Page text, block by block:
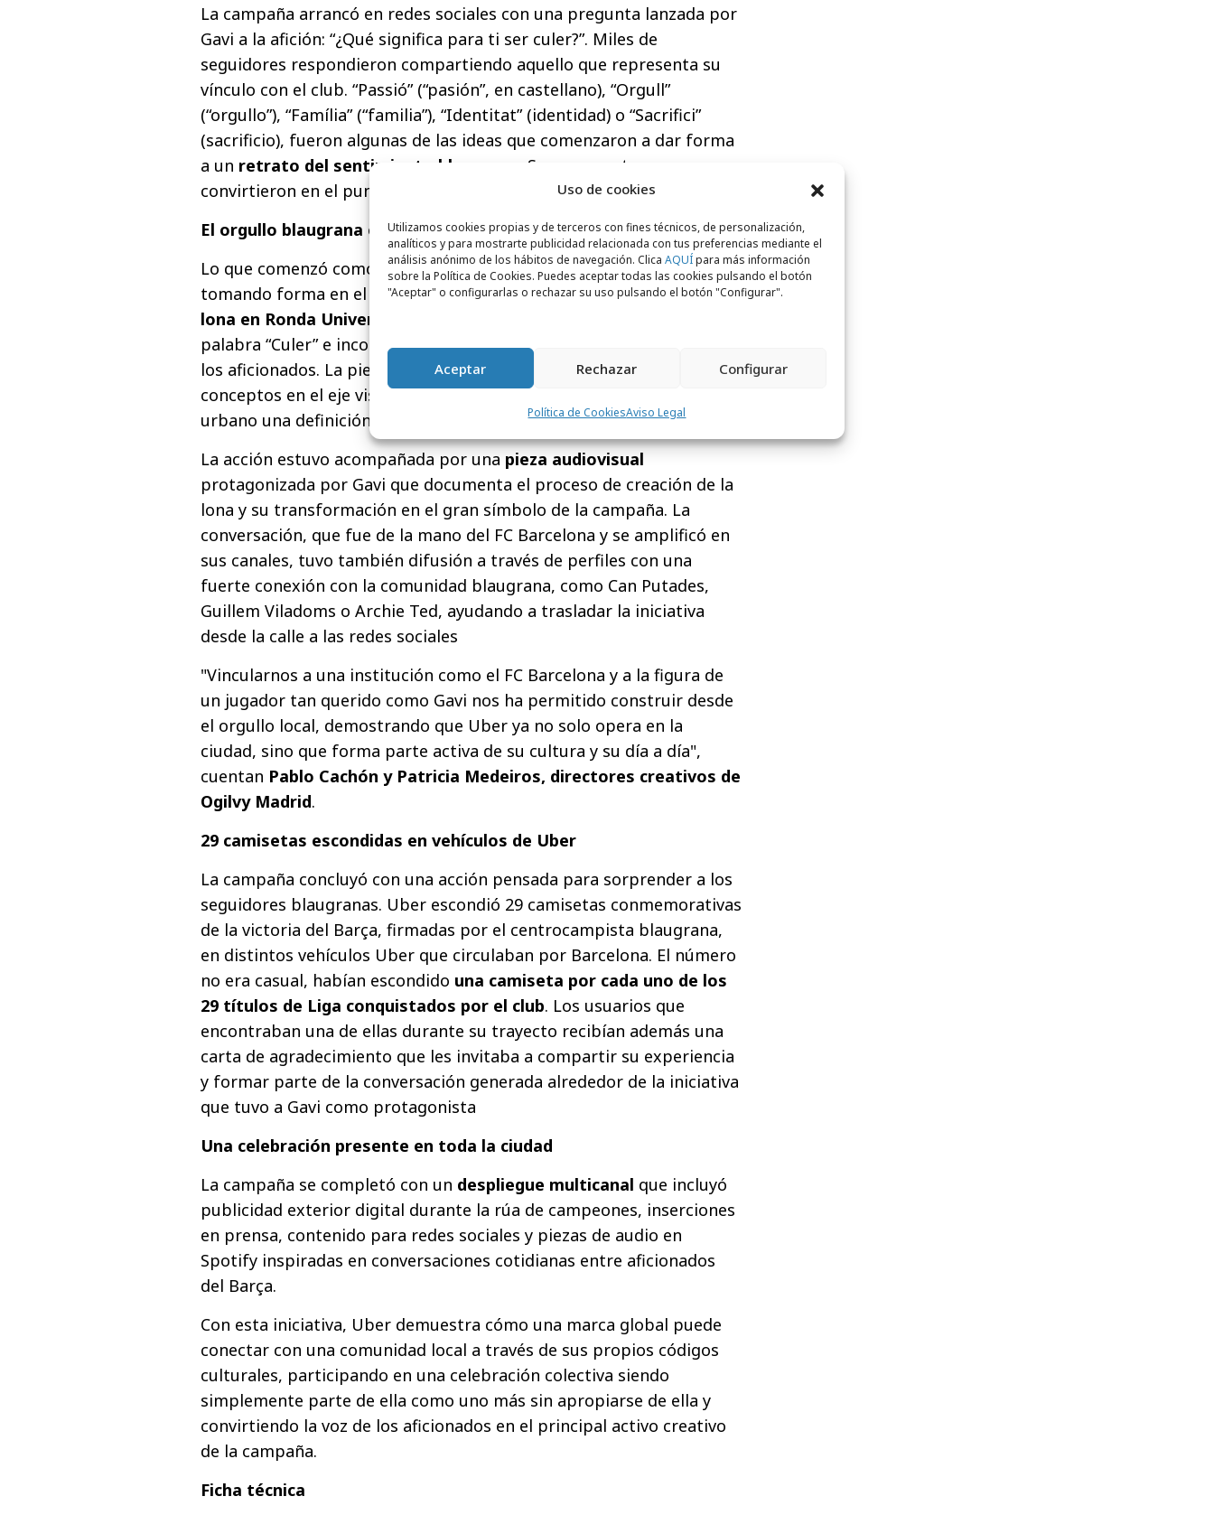
Uso de cookies
Utilizamos cookies propias y de terceros con fines técnicos, de personalización,
analíticos y para mostrarte publicidad relacionada con tus preferencias mediante el
análisis anónimo de los hábitos de navegación. Clica AQUÍpara más información
sobre la Política de Cookies. Puedes aceptar todas las cookies pulsando el botón
"Aceptar" o configurarlas o rechazar su uso pulsando el botón "Configurar".
Aceptar Rechazar Configurar
Política de CookiesAviso Legal
La campaña arrancó en redes sociales con una pregunta lanzada por
Gavi a la afición: “¿Qué significa para ti ser culer?”. Miles de
seguidores respondieron compartiendo aquello que representa su
vínculo con el club. “Passió” (“pasión”, en castellano), “Orgull”
(“orgullo”), “Família” (“familia”), “Identitat” (identidad) o “Sacrifici”
(sacrificio), fueron algunas de las ideas que comenzaron a dar forma
a un retrato del sentimiento blaugrana
. Sus respuestas se
convirtieron en el punto de partida creativo para la campaña.
El orgullo blaugrana en un mural
Lo que comenzó como una conversación en redes sociales acabó
tomando forma en el centro de Barcelona. Uber instaló unagran
lona en Ronda Universitat
palabra “Culer” e incorporó algunas de las palabras compartidas por
los aficionados. La pieza, creada junto al futbolista Gavi, convirtió
conceptos en el eje visual de la campaña, regalando al espacio
urbano una definición colectiva de lo que significa ser culer.
La acción estuvo acompañada por una pieza audiovisual
protagonizada por Gavi que documenta el proceso de creación de la
lona y su transformación en el gran símbolo de la campaña. La
conversación, que fue de la mano del FC Barcelona y se amplificó en
sus canales, tuvo también difusión a través de perfiles con una
fuerte conexión con la comunidad blaugrana, como Can Putades,
Guillem Viladoms o Archie Ted, ayudando a trasladar la iniciativa
desde la calle a las redes sociales
"Vincularnos a una institución como el FC Barcelona y a la figura de
un jugador tan querido como Gavi nos ha permitido construir desde
el orgullo local, demostrando que Uber ya no solo opera en la
ciudad, sino que forma parte activa de su cultura y su día a día",
cuentan Pablo Cachón y Patricia Medeiros, directores creativos de
Ogilvy Madrid.
29 camisetas escondidas en vehículos de Uber
La campaña concluyó con una acción pensada para sorprender a los
seguidores blaugranas. Uber escondió 29 camisetas conmemorativas
de la victoria del Barça, firmadas por el centrocampista blaugrana,
en distintos vehículos Uber que circulaban por Barcelona. El número
no era casual, habían escondido una camiseta por cada uno de los
29 títulos de Liga conquistados por el club. Los usuarios que
encontraban una de ellas durante su trayecto recibían además una
carta de agradecimiento que les invitaba a compartir su experiencia
y formar parte de la conversación generada alrededor de la iniciativa
que tuvo a Gavi como protagonista
Una celebración presente en toda la ciudad
La campaña se completó con un despliegue multicanal que incluyó
publicidad exterior digital durante la rúa de campeones, inserciones
en prensa, contenido para redes sociales y piezas de audio en
Spotify inspiradas en conversaciones cotidianas entre aficionados
del Barça.
Con esta iniciativa, Uber demuestra cómo una marca global puede
conectar con una comunidad local a través de sus propios códigos
culturales, participando en una celebración colectiva siendo
simplemente parte de ella como uno más sin apropiarse de ella y
convirtiendo la voz de los aficionados en el principal activo creativo
de la campaña.
Ficha técnica